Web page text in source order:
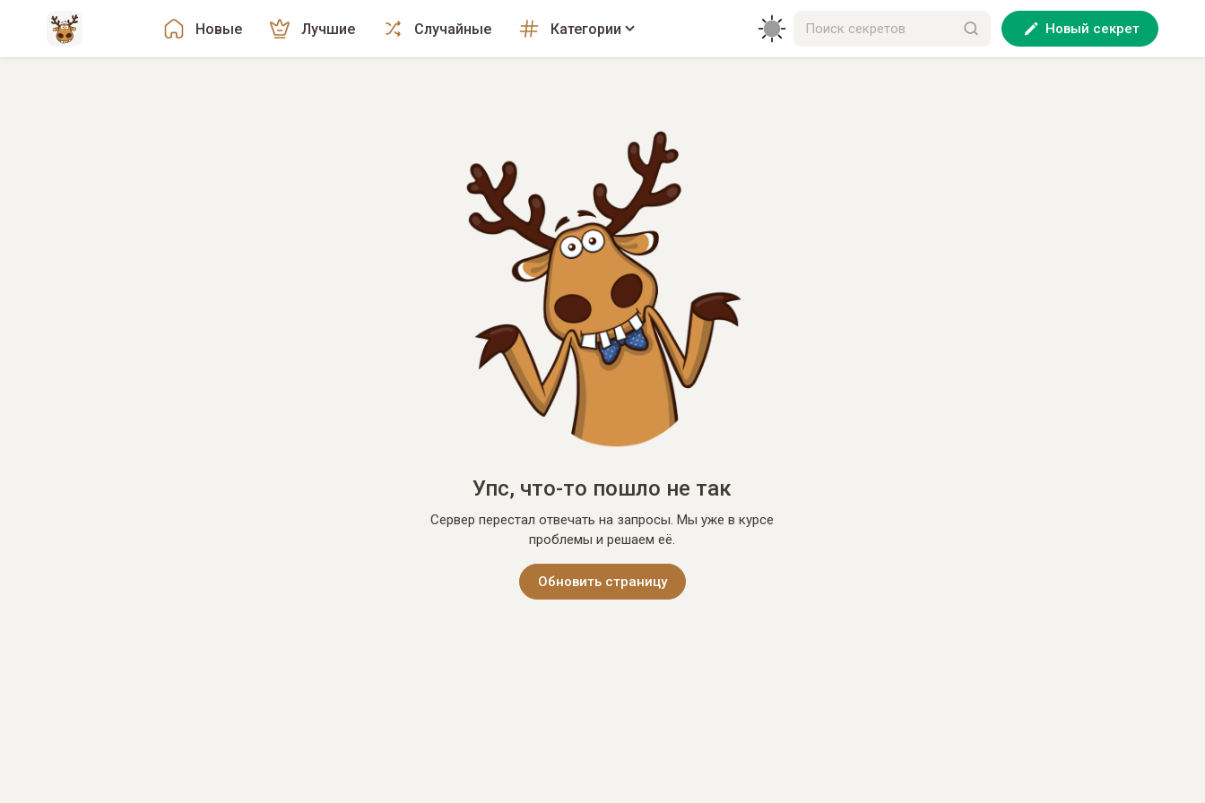
Новые Лучшие Случайные Категории Новый секрет
Упс, что-то пошло не так
Сервер перестал отвечать на запросы. Мы уже в курсе
проблемы и решаем её.
Обновить страницу